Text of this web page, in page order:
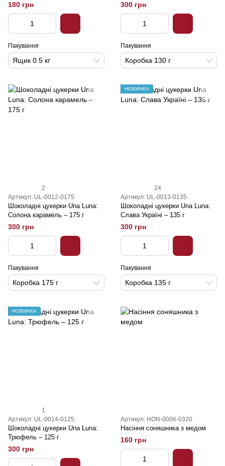
180 грн
Пакування
Ящик 0.5 кг
300 грн
Пакування
Коробка 130 г
2
Артикул: UL-0012-0175
Шоколадні цукерки Una Luna:
Солона карамель – 175 г
300 грн
Пакування
Коробка 175 г
НОВИНКА
24
Артикул: UL-0013-0135
Шоколадні цукерки Una Luna:
Слава Україні – 135 г
300 грн
Пакування
Коробка 135 г
НОВИНКА
1
Артикул: UL-0014-0125
Шоколадні цукерки Una Luna:
Трюфель – 125 г
300 грн
Артикул: HON-0006-0320
Насіння соняшника з медом
160 грн